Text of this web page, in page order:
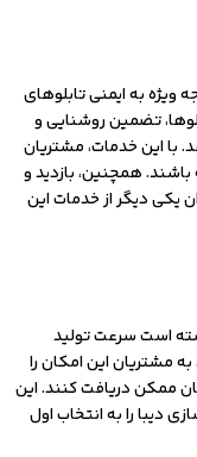
ویژه به ایمنی تابلوهای
تضمین روشنایی و
با این خدمات، مشتریان
باشند. همچنین، بازدید و
یکی دیگر از خدمات این
است سرعت تولید
مشتریان این امکان را
ممکن دریافت کنند. این
دیبا را به انتخاب اول